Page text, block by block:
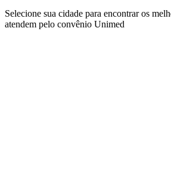
Selecione sua cidade para encontrar os
atendem pelo convênio Unimed